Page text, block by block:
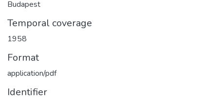
Budapest
Temporal coverage
1958
Format
application/pdf
Identifier